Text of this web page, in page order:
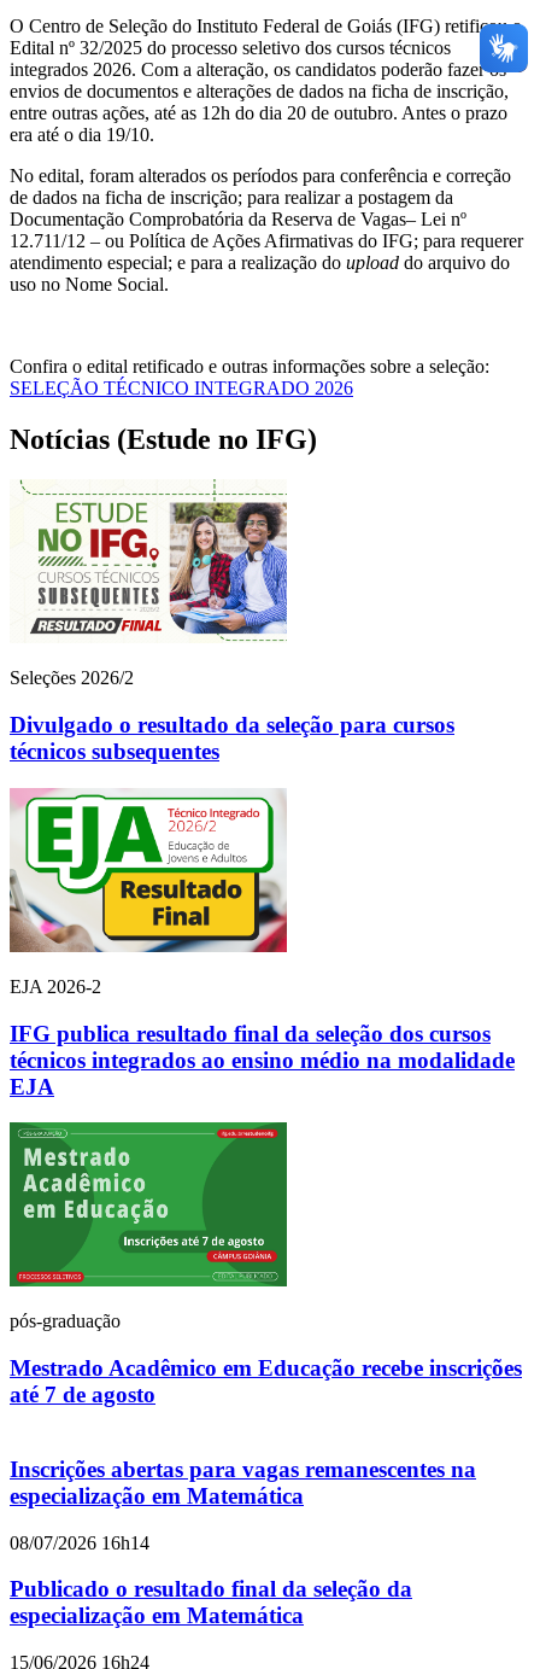
O Centro de Seleção do Instituto Federal de Goiás (IFG) retificou o
Edital nº 32/2025 do processo seletivo dos cursos técnicos
integrados 2026. Com a alteração, os candidatos poderão fazer os
envios de documentos e alterações de dados na ficha de inscrição,
entre outras ações, até as 12h do dia 20 de outubro. Antes o prazo
era até o dia 19/10.
No edital, foram alterados os períodos para conferência e correção
de dados na ficha de inscrição; para realizar a postagem da
Documentação Comprobatória da Reserva de Vagas– Lei nº
12.711/12 – ou Política de Ações Afirmativas do IFG; para requerer
atendimento especial; e para a realização do upload do arquivo do
uso no Nome Social.
Confira o edital retificado e outras informações sobre a seleção:
SELEÇÃO TÉCNICO INTEGRADO 2026
Notícias (Estude no IFG)
Seleções 2026/2
Divulgado o resultado da seleção para cursos
técnicos subsequentes
EJA 2026-2
IFG publica resultado final da seleção dos cursos
técnicos integrados ao ensino médio na modalidade
EJA
pós-graduação
Mestrado Acadêmico em Educação recebe inscrições
até 7 de agosto
Inscrições abertas para vagas remanescentes na
especialização em Matemática
08/07/2026 16h14
Publicado o resultado final da seleção da
especialização em Matemática
15/06/2026 16h24